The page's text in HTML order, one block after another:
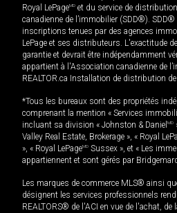
Royal LePageMD et du service de
canadienne de l’immobilier (SDD®). SDD®
inscriptions tenues par des agences
LePage et ses distributeurs. L'exactitude
garantie et devrait être indépendamment
appartient à l'Association canadienne de
REALTOR.ca Installation de distribution
*Tous les bureaux sont des propriétés
comprenant la mention « Services
incluant sa division « Johnston & Daniel MD
Valley Real Estate, Brokerage », « Royal
», « Royal LePageMD Sussex », et « Les
appartiennent et sont gérés par
Les marques de commerce MLS® ainsi
désignent les services professionnels
REALTORS® de l'ACI en vue de l'achat, de